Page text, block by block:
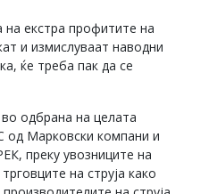
екстра профитите на
и измислуваат наводни
ќе треба пак да се
одбрана на целата
од Марковски компани и
преку увозниците на
на струја како